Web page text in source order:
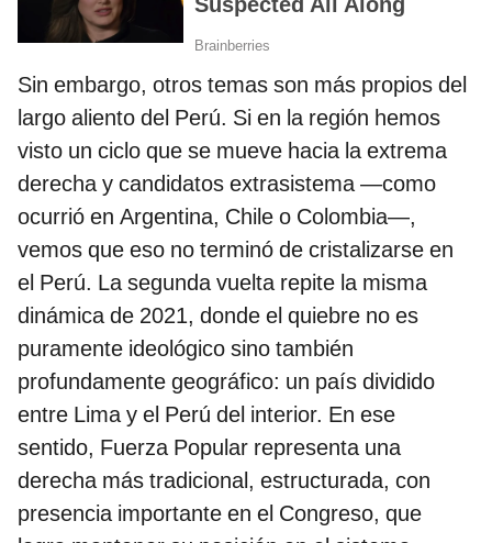
Sin embargo, otros temas son más propios del
largo aliento del Perú. Si en la región hemos
visto un ciclo que se mueve hacia la extrema
derecha y candidatos extrasistema —como
ocurrió en Argentina, Chile o Colombia—,
vemos que eso no terminó de cristalizarse en
el Perú. La segunda vuelta repite la misma
dinámica de 2021, donde el quiebre no es
puramente ideológico sino también
profundamente geográfico: un país dividido
entre Lima y el Perú del interior. En ese
sentido, Fuerza Popular representa una
derecha más tradicional, estructurada, con
presencia importante en el Congreso, que